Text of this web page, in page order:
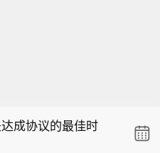
成协议的最佳时
我最为关切的问
成协议的最佳时